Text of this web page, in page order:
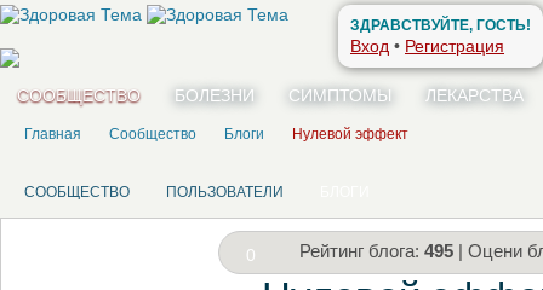
ЗДРАВСТВУЙТЕ, ГОСТЬ!
Вход • Регистрация
СООБЩЕСТВО БОЛЕЗНИ СИМПТОМЫ ЛЕКАРСТВА
Главная Сообщество Блоги Нулевой эффект
СООБЩЕСТВО ПОЛЬЗОВАТЕЛИ
0 Рейтинг блога: 495 | Оцени